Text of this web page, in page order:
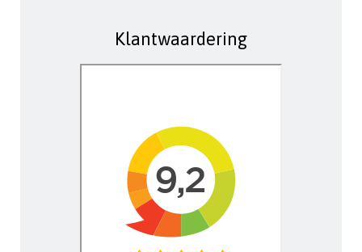
Klantwaardering